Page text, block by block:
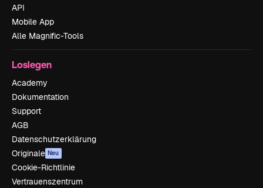
API
Mobile App
Alle Magnific-Tools
Loslegen
Academy
Dokumentation
Support
AGB
Datenschutzerklärung
Originale Neu
Cookie-Richtlinie
Vertrauenszentrum